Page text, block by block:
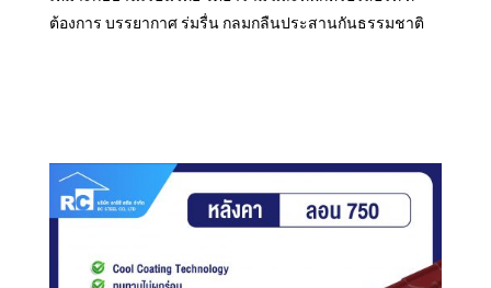
ต้องการ บรรยากาศ ร่มรื่น กลมกลืนประสานกันธรรมชาติ